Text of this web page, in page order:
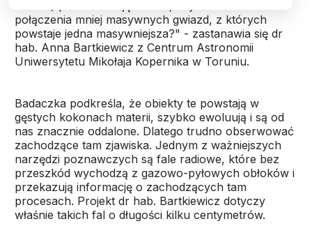
połączenia mniej masywnych gwiazd, z których
powstaje jedna masywniejsza?" - zastanawia się dr
hab. Anna Bartkiewicz z Centrum Astronomii
Uniwersytetu Mikołaja Kopernika w Toruniu.
Badaczka podkreśla, że obiekty te powstają w
gęstych kokonach materii, szybko ewoluują i są od
nas znacznie oddalone. Dlatego trudno obserwować
zachodzące tam zjawiska. Jednym z ważniejszych
narzędzi poznawczych są fale radiowe, które bez
przeszkód wychodzą z gazowo-pyłowych obłoków i
przekazują informację o zachodzących tam
procesach. Projekt dr hab. Bartkiewicz dotyczy
właśnie takich fal o długości kilku centymetrów.